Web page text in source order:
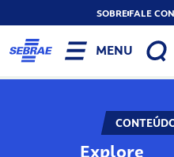
SOBREFALE
MENU
Explore